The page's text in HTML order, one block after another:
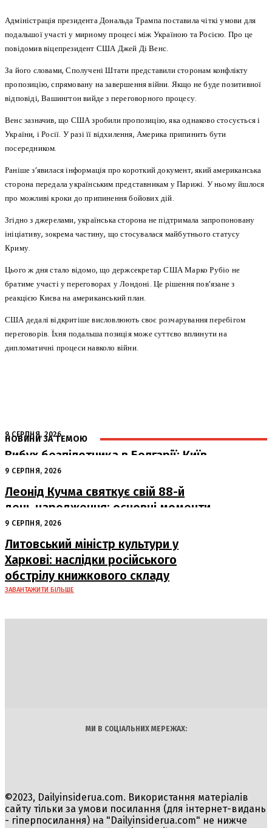
Адміністрація президента Дональда Трампа поставила чіткі умови для
подальшої участі у мирному процесі між Україною та Росією. Про це
повідомив віцепрезидент США Джей Ді Венс.
За його словами, Сполучені Штати представили сторонам конфлікту
пропозицію, спрямовану на завершення війни. Якщо не буде позитивної
відповіді, Вашингтон вийде з переговорного процесу.
Венс зазначив, що США зробили пропозицію, яка однаково стосується і
України, і Росії. У разі її відхилення, Америка припинить бути
посередником.
Раніше з’явилася інформація про короткий документ, який американська
сторона передала українським представникам у Парижі. У ньому йшлося
про можливі кроки до припинення бойових дій.
Згідно з джерелами, українська сторона не підтримала запропоновану
ініціативу, зокрема частину, що стосувалася майбутнього статусу
Криму.
Цього ж дня стало відомо, що держсекретар США Марко Рубіо не
братиме участі у переговорах у Лондоні. Це рішення пов’язане з
реакцією Києва на американський план.
США дедалі відкритіше висловлюють своє розчарування перебігом
переговорів. Їхня подальша позиція може суттєво вплинути на
дипломатичні процеси навколо війни.
НОВИНИ ЗА ТЕМОЮ
9 СЕРПНЯ, 2026
Вибух безпілотника в Болгарії: Київ
готовий до спільного розслідування
9 СЕРПНЯ, 2026
Леонід Кучма святкує свій 88-й
день народження: основні моменти
з життя другого Президента України
9 СЕРПНЯ, 2026
Литовський міністр культури у
Харкові: наслідки російського
обстрілу книжкового складу
ЗАВАНТАЖИТИ БІЛЬШЕ
МИ В СОЦІАЛЬНИХ МЕРЕЖАХ:
©2023, Dailyinsiderua.com. Використання матеріалів
сайту тільки за умови посилання (для інтернет-видань
- гіперпосилання) на "Dailyinsiderua.com" не нижче